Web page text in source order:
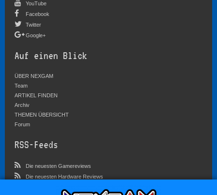
YouTube
Facebook
Twitter
Google+
Auf einen Blick
ÜBER NEXGAM
Team
ARTIKEL FINDEN
Archiv
THEMEN ÜBERSICHT
Forum
RSS-Feeds
Die neuesten Gamereviews
Die neuesten Hardware Reviews